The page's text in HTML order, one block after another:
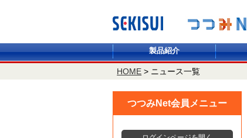
製品紹介
HOME > ニュース一覧
つつみNet会員メニュー